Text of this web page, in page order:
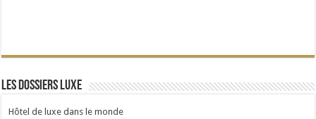
Les dossiers Luxe
Hôtel de luxe dans le monde